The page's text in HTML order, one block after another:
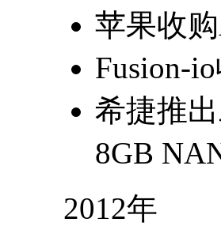
苹果收购
Fusion-
希捷推
8GB
2012年